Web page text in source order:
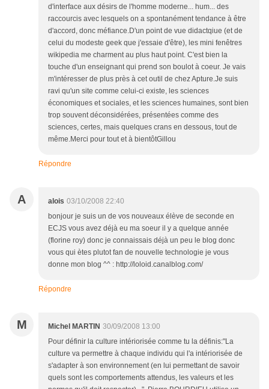
d'interface aux désirs de l'homme moderne... hum... des
raccourcis avec lesquels on a spontanément tendance à être
d'accord, donc méfiance.D'un point de vue didactqiue (et de
celui du modeste geek que j'essaie d'être), les mini fenêtres
wikipedia me charment au plus haut point. C'est bien la
touche d'un enseignant qui prend son boulot à coeur. Je vais
m'intéresser de plus près à cet outil de chez Apture.Je suis
ravi qu'un site comme celui-ci existe, les sciences
économiques et sociales, et les sciences humaines, sont bien
trop souvent déconsidérées, présentées comme des
sciences, certes, mais quelques crans en dessous, tout de
même.Merci pour tout et à bientôtGillou
Répondre
A alois 03/10/2008 22:40
bonjour je suis un de vos nouveaux élève de seconde en
ECJS vous avez déjà eu ma soeur il y a quelque année
(florine roy) donc je connaissais déjà un peu le blog donc
vous qui ètes plutot fan de nouvelle technologie je vous
donne mon blog ^^ : http://loloid.canalblog.com/
Répondre
M Michel MARTIN 30/09/2008 13:00
Pour définir la culture intériorisée comme tu la définis:"La
culture va permettre à chaque individu qui l'a intériorisée de
s'adapter à son environnement (en lui permettant de savoir
quels sont les comportements attendus, les valeurs et les